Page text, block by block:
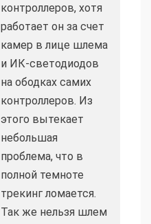
контроллеров, хотя
работает он за счет
камер в лице шлема
и ИК-светодиодов
на ободках самих
контроллеров. Из
этого вытекает
небольшая
проблема, что в
полной темноте
трекинг ломается.
Так же нельзя шлем